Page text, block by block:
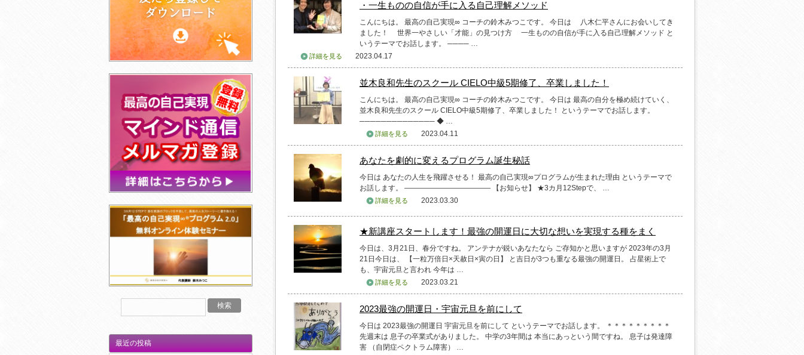
・一生ものの自信が手に入る自己理解メソッド
こんにちは。 最高の自己実現∞ コーチの鈴木みつこです。 今日は 八木仁平さんにお会いしてき
ました！ 世界一やさしい「才能」の見つけ方 一生ものの自信が手に入る自己理解メソッド と
いうテーマでお話します。 ──── …
詳細を見る 2023.04.17
並木良和先生のスクール CIELO中級5期修了、卒業しました！
こんにちは。 最高の自己実現∞ コーチの鈴木みつこです。 今日は 最高の自分を極め続けていく、
並木良和先生のスクール CIELO中級5期修了、卒業しました！ というテーマでお話します。
────────────── ◆ …
詳細を見る 2023.04.11
あなたを劇的に変えるプログラム誕生秘話
今日は あなたの人生を飛躍させる！ 最高の自己実現∞プログラムが生まれた理由 というテーマで
お話します。 ———————————— 【お知らせ】 ★3カ月12Stepで、 …
詳細を見る 2023.03.30
★新講座スタートします！最強の開運日に大切な想いを実現する種をまく
今日は、3月21日、春分ですね。 アンテナが鋭いあなたなら ご存知かと思いますが 2023年の3月
21日今日は、 【一粒万倍日×天赦日×寅の日】 と吉日が3つも重なる最強の開運日。 占星術上で
も、宇宙元旦と言われ 今年は …
詳細を見る 2023.03.21
2023最強の開運日・宇宙元旦を前にして
今日は 2023最強の開運日 宇宙元旦を前にして というテーマでお話します。 ＊＊＊＊＊＊＊＊＊
先週末は 息子の卒業式がありました。 中学の3年間は 本当にあっという間ですね。 息子は発達障
害 （自閉症ペクトラム障害） …
最近の投稿